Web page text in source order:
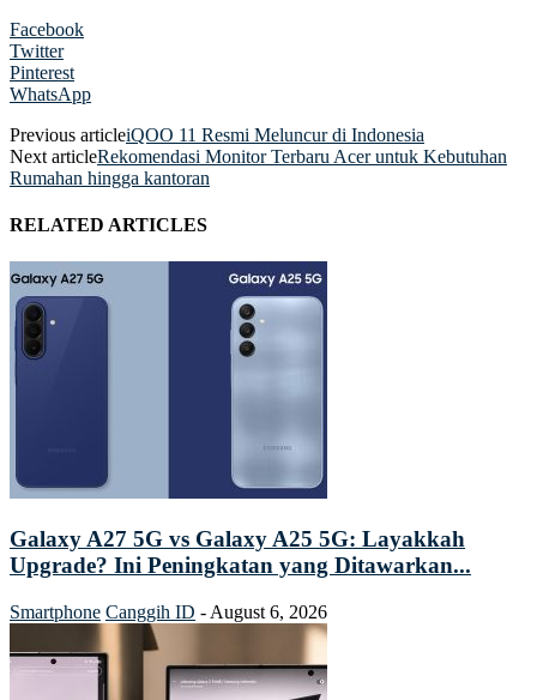
Facebook
Twitter
Pinterest
WhatsApp
Previous articleiQOO 11 Resmi Meluncur di Indonesia
Next articleRekomendasi Monitor Terbaru Acer untuk Kebutuhan
Rumahan hingga kantoran
RELATED ARTICLES
Galaxy A27 5G vs Galaxy A25 5G: Layakkah
Upgrade? Ini Peningkatan yang Ditawarkan...
Smartphone Canggih ID - August 6, 2026